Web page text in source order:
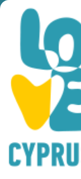
You are here:Home»
» SHINSEINA
SHINSEINA